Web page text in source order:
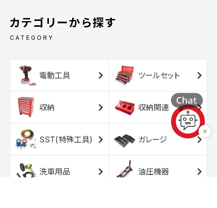
カテゴリーから探す
CATEGORY
電動工具 ツールセット
収納 収納関連
SST(特殊工具) ガレージ
洗車用品 油圧機器